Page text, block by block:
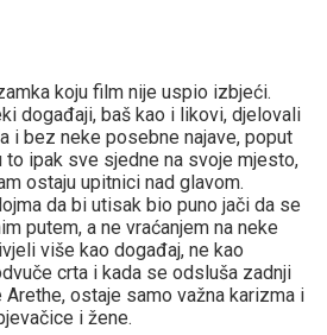
koju film nije uspio izbjeći.
događaji, baš kao i likovi, djelovali
i bez neke posebne najave, poput
to ipak sve sjedne na svoje mjesto,
ostaju upitnici nad glavom.
da bi utisak bio puno jači da se
putem, a ne vraćanjem na neke
više kao događaj, ne kao
crta i kada se odsluša zadnji
ostaje samo važna karizma i
i žene.